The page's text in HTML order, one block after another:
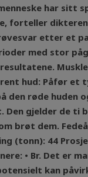
har sitt
forteller
etter et
med stor
hud: Påfør et
den røde huden
Den gjelder de ti
brøt dem.
(tonn): 44
• Br. Det er
kan